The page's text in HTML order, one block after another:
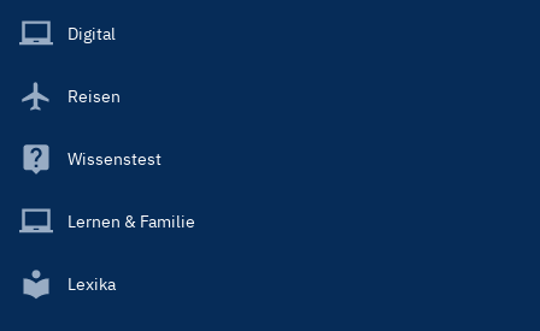
Main
Digital
Reisen
Wissenstest
Lernen & Familie
Lexika